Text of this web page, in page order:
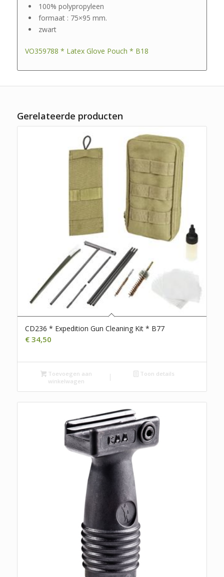
100% polypropyleen
formaat : 75×95 mm.
zwart
VO359788 * Latex Glove Pouch * B18
Gerelateerde producten
CD236 * Expedition Gun Cleaning Kit * B77
€34,50
Toevoegen aan
winkelwagen
Toon details